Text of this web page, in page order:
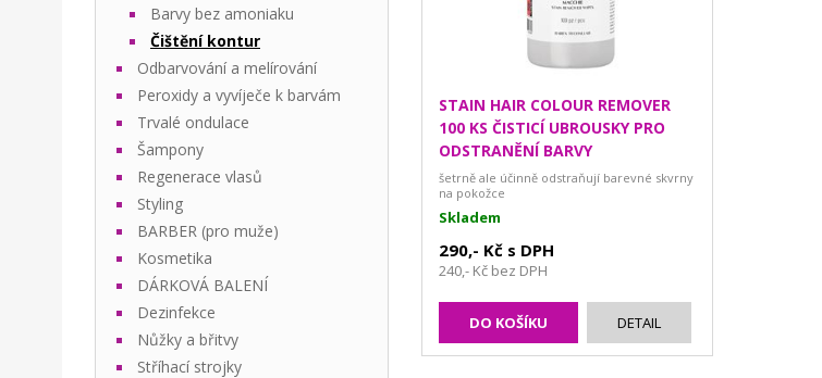
Barvy bez amoniaku
Čištění kontur
Odbarvování a melírování
Peroxidy a vyvíječe k barvám
Trvalé ondulace
Šampony
Regenerace vlasů
Styling
BARBER (pro muže)
Kosmetika
DÁRKOVÁ BALENÍ
Dezinfekce
Nůžky a břitvy
Stříhací strojky
STAIN HAIR COLOUR REMOVER
100 KS ČISTICÍ UBROUSKY PRO
ODSTRANĚNÍ BARVY
šetrně ale účinně odstraňují barevné skvrny
na pokožce
Skladem
290,- Kč s DPH
240,- Kč bez DPH
DO KOŠÍKU DETAIL